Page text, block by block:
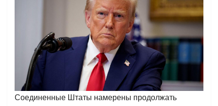
Соединенные Штаты намерены продолжать